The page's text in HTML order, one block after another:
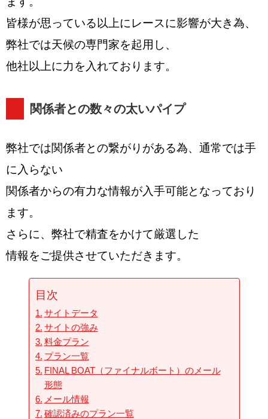
皆様が思っている以上にレースに影響が大き為、
弊社では天候の専門家を起用し、
他社以上に力を入れております。
関係者との数々の太いパイプ
弊社では関係者との繋がりがある為、通常では手
に入らない
関係者からの有力な情報が入手可能となっており
ます。
さらに、弊社で精査をかけて厳選した
情報をご提供させていただきます。
目次
サイトデータ
サイトの強み
料金プラン
プラン一覧
FINAL BOAT（ファイナルボート）のメール
形態
メール情報
確認済みのプラン一覧